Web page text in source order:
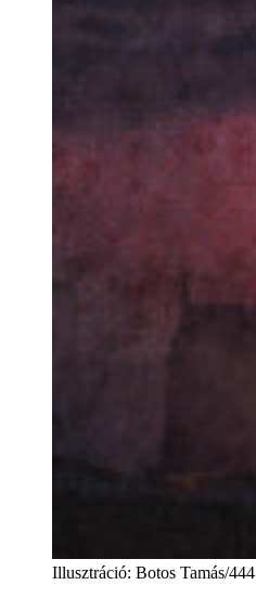
Illusztráció: Botos Tamás/444